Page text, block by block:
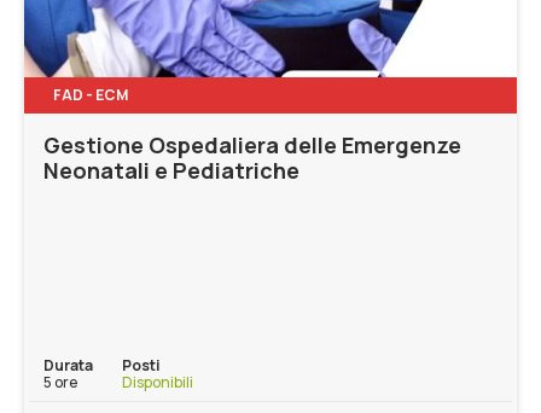
FAD - ECM
Gestione Ospedaliera delle Emergenze
Neonatali e Pediatriche
Durata
5 ore
Posti
Disponibili